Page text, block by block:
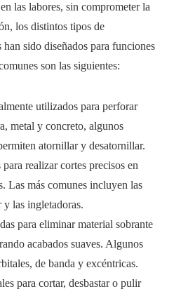
las labores, sin comprometer la
los distintos tipos de
han sido diseñados para funciones
son las siguientes:
utilizados para perforar
metal y concreto, algunos
atornillar y desatornillar.
realizar cortes precisos en
Las más comunes incluyen las
y las ingletadoras.
para eliminar material sobrante
acabados suaves. Algunos
de banda y excéntricas.
para cortar, desbastar o pulir